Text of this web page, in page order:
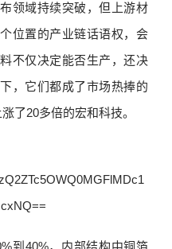
领域持续突破，但上游材
位置的产业链话语权，会
不仅决定能否生产，还决
，它们都成了市场热捧的
了20多倍的宏和科技。
到40%，内部结构中铜箔